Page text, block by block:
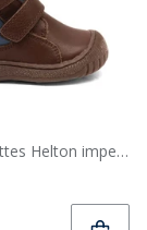
Bisgaard Bottes Helton imperméables Tex Enfant Dark Brown